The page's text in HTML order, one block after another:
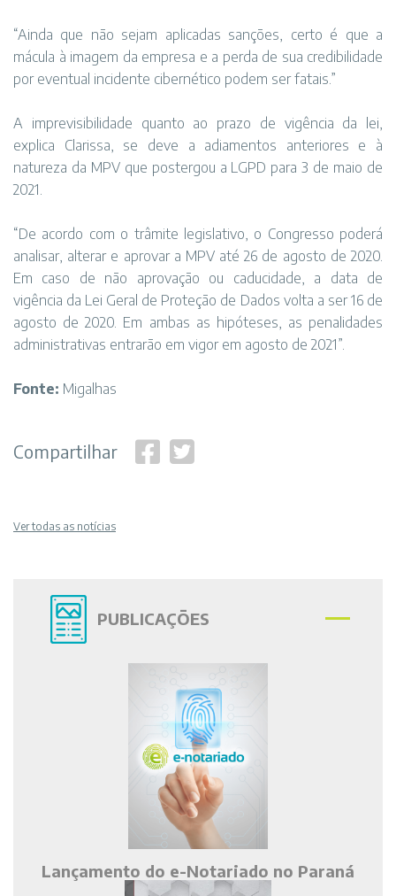
“Ainda que não sejam aplicadas sanções, certo é que a
mácula à imagem da empresa e a perda de sua credibilidade
por eventual incidente cibernético podem ser fatais.”
A imprevisibilidade quanto ao prazo de vigência da lei,
explica Clarissa, se deve a adiamentos anteriores e à
natureza da MPV que postergou a LGPD para 3 de maio de
2021.
“De acordo com o trâmite legislativo, o Congresso poderá
analisar, alterar e aprovar a MPV até 26 de agosto de 2020.
Em caso de não aprovação ou caducidade, a data de
vigência da Lei Geral de Proteção de Dados volta a ser 16 de
agosto de 2020. Em ambas as hipóteses, as penalidades
administrativas entrarão em vigor em agosto de 2021”.
Fonte: Migalhas
Compartilhar
Ver todas as notícias
PUBLICAÇÕES
Lançamento do e-Notariado no Paraná